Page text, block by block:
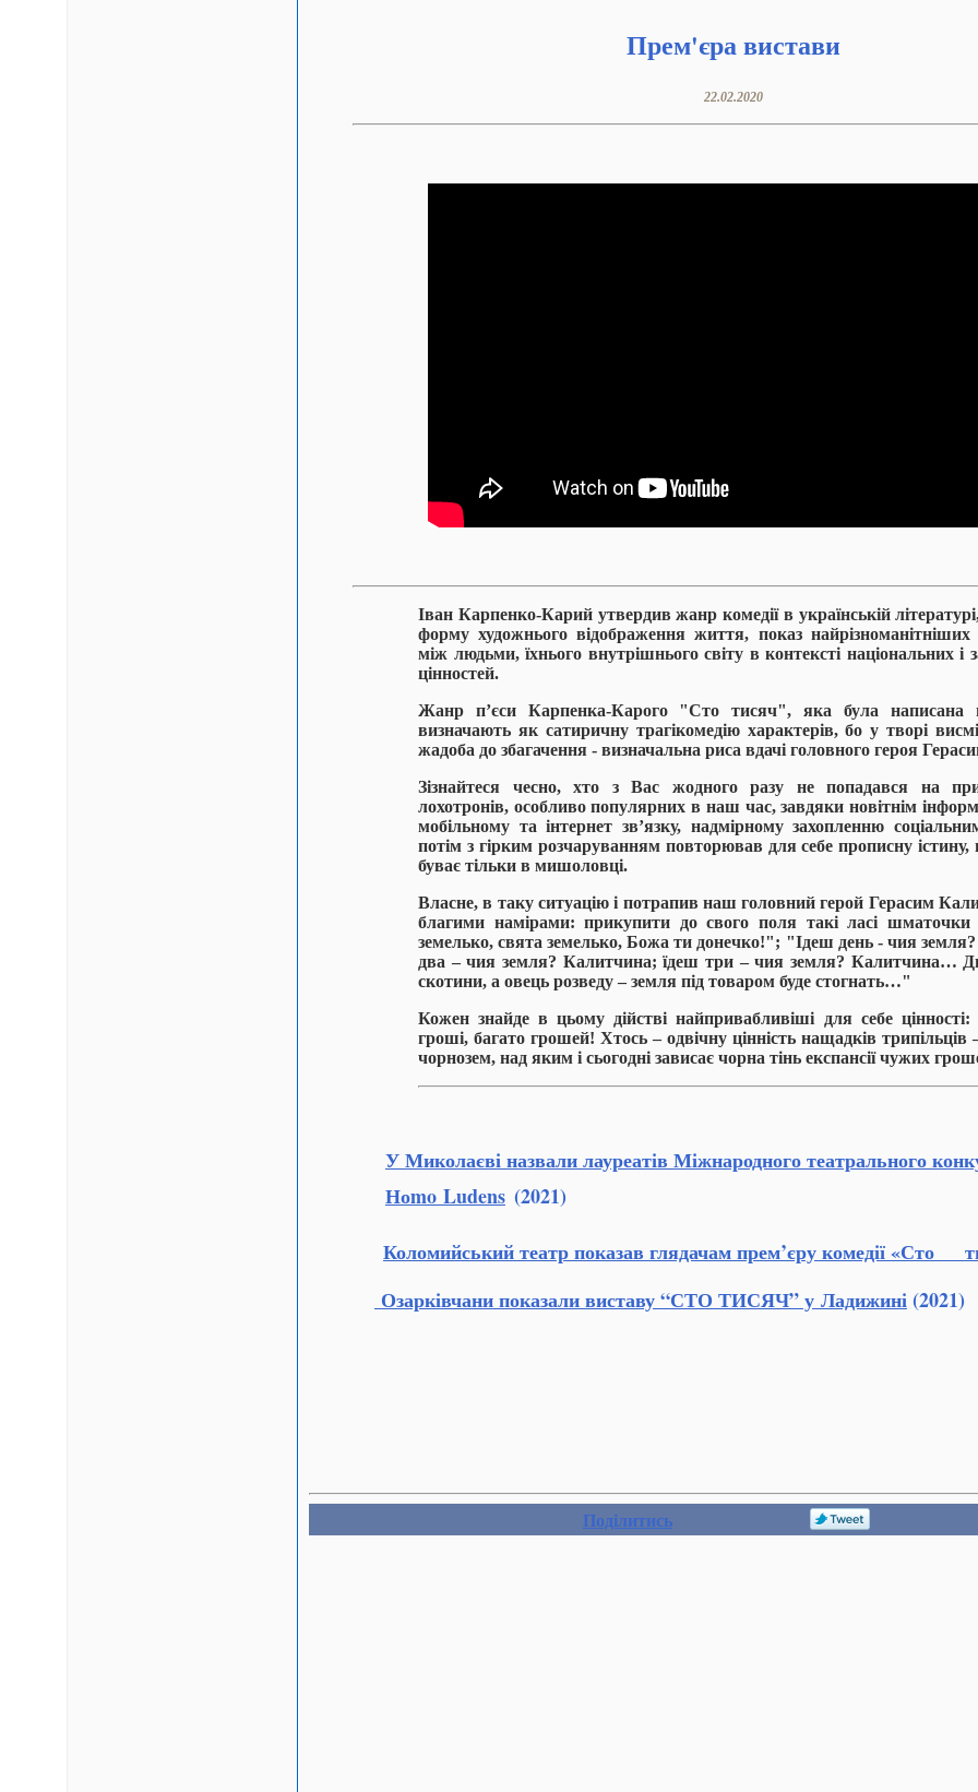
Прем'єра вистави
22.02.2020
Іван Карпенко-Карий утвердив жанр комедії в українській
форму художнього відображення життя, показ найрізноманітніших
між людьми, їхнього внутрішнього світу в контексті національних і
цінностей.
Жанр п’єси Карпенка-Карого "Сто тисяч", яка була написана
визначають як сатиричну трагікомедію характерів, бо у творі
жадоба до збагачення - визначальна риса вдачі головного героя
Зізнайтеся чесно, хто з Вас жодного разу не попадався на
лохотронів, особливо популярних в наш час, завдяки новітнім
мобільному та інтернет зв’язку, надмірному захопленню
потім з гірким розчаруванням повторював для себе прописну
буває тільки в мишоловці.
Власне, в таку ситуацію і потрапив наш головний герой Герасим
благими намірами: прикупити до свого поля такі ласі
земелько, свята земелько, Божа ти донечко!"; "Ідеш день - чия
два – чия земля? Калитчина; їдеш три – чия земля? Калитчина…
скотини, а овець розведу – земля під товаром буде стогнать…"
Кожен знайде в цьому дійстві найпривабливіші для себе
гроші, багато грошей! Хтось – одвічну цінність нащадків
чорнозем, над яким і сьогодні зависає чорна тінь експансії чужих
У Миколаєві назвали лауреатів Міжнародного театрального
Ноmo Ludens (2021)
Коломийський театр показав глядачам прем’єру комедії «Сто
Озарківчани показали виставу “СТО ТИСЯЧ” у Ладижині(2021)
Поділитись